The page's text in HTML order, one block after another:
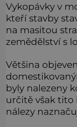
Vykopávky v
kteří stavby
na masitou
zemědělství s
Většina
byly nalezeny
určitě však tito
nálezy